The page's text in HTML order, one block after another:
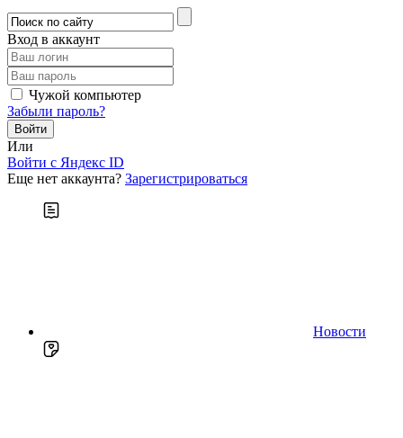
Вход в аккаунт
Чужой компьютер
Забыли пароль?
Или
Войти c Яндекс ID
Еще нет аккаунта? Зарегистрироваться
Новости